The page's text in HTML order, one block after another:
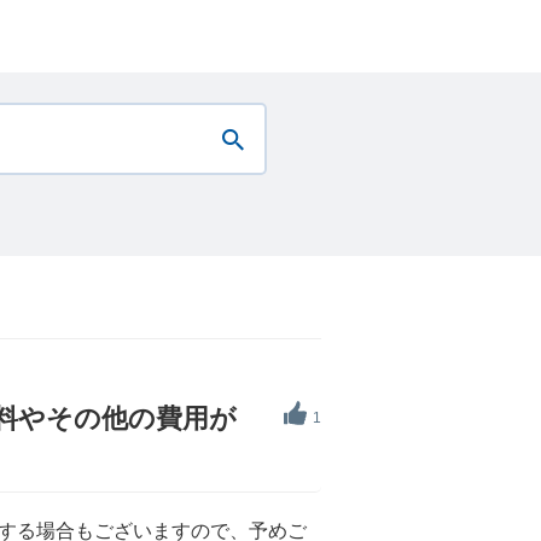
1
やその他の費用が
る場合もございますので、予めご